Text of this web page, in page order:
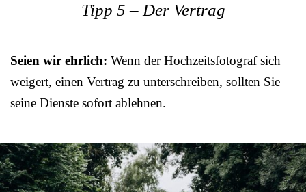
Tipp 5 – Der Vertrag
Seien wir ehrlich: Wenn der Hochzeitsfotograf sich
weigert, einen Vertrag zu unterschreiben, sollten Sie
seine Dienste sofort ablehnen.